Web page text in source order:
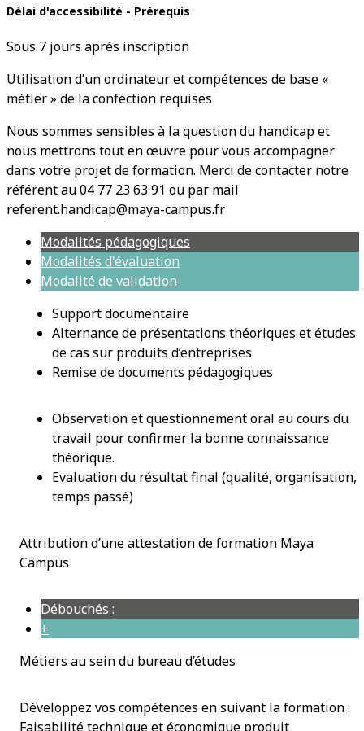
Délai d'accessibilité - Prérequis
Sous 7 jours après inscription
Utilisation d’un ordinateur et compétences de base «
métier » de la confection requises
Nous sommes sensibles à la question du handicap et
nous mettrons tout en œuvre pour vous accompagner
dans votre projet de formation. Merci de contacter notre
référent au 04 77 23 63 91 ou par mail
referent.handicap@maya-campus.fr
Modalités pédagogiques
Modalités d'évaluation
Modalité de validation
Support documentaire
Alternance de présentations théoriques et études
de cas sur produits d’entreprises
Remise de documents pédagogiques
Observation et questionnement oral au cours du
travail pour confirmer la bonne connaissance
théorique.
Evaluation du résultat final (qualité, organisation,
temps passé)
Attribution d’une attestation de formation Maya
Campus
Débouchés :
+
Métiers au sein du bureau d’études
Développez vos compétences en suivant la formation :
Faisabilité technique et économique produit